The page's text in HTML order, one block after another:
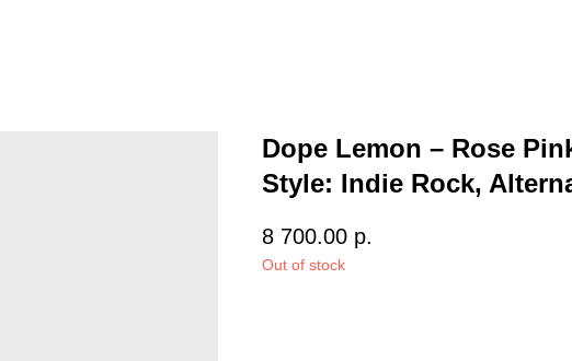
Dope Lemon – Rose
Style: Indie Rock,
8 700.00 р.
Out of stock